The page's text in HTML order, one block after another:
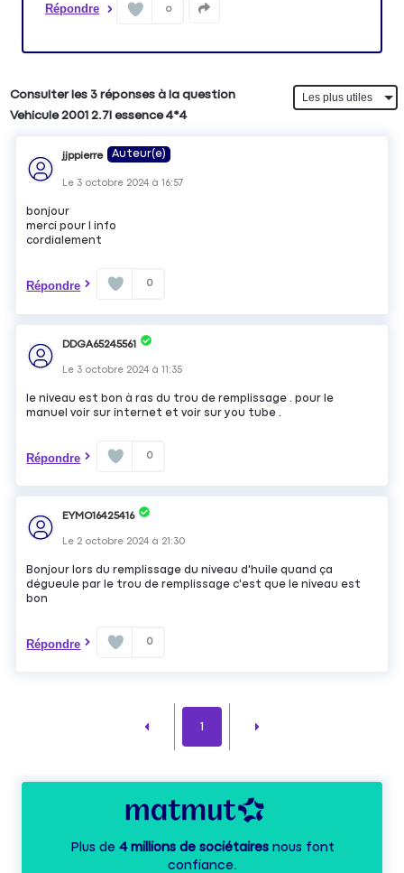
Répondre 0
Consulter les 3 réponses à la question
Vehicule 2001 2.7l essence 4*4
jjppierre Auteur(e)
Le 3 octobre 2024 à16:57
bonjour
merci pour l info
cordialement
Répondre 0
DDGA65245561
Le 3 octobre 2024 à11:35
le niveau est bon à ras du trou de remplissage . pour le
manuel voir sur internet et voir sur you tube .
Répondre 0
EYMO16425416
Le 2 octobre 2024 à 21:30
Bonjour lors du remplissage du niveau d'huile quand ça
dégueule par le trou de remplissage c'est que le niveau est
bon
Répondre 0
1
Plus de 4 millions de sociétairesnous font
confiance.